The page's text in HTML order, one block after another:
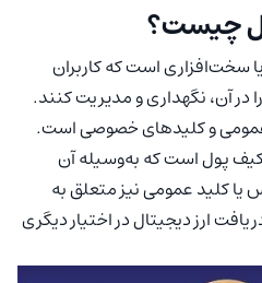
چیست؟
سخت‌افزاری است که کاربران
در آن، نگهداری و مدیریت کنند.
عمومی و کلیدهای خصوصی است.
پول است که به‌وسیله آن
یا کلید عمومی نیز متعلق به
ارز دیجیتال در اختیار دیگری